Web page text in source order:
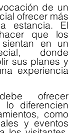
de un
ofrecer más
estancia. El
que los
en un
donde
sus planes y
experiencia
ofrecer
lo diferencien
como
y eventos